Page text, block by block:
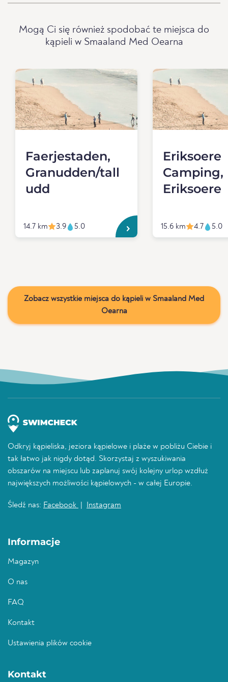
Mogą Ci się również spodobać te miejsca do
kąpieli w Smaaland Med Oearna
Faerjestaden,
Granudden/tall
udd
14.7 km 3.9 5.0
Eriksoere
Camping,
Eriksoere
15.6 km 4.7 5.0
Zobacz wszystkie miejsca do kąpieli w Smaaland Med
Oearna
Odkryj kąpieliska, jeziora kąpielowe i plaże w pobliżu Ciebie i
tak łatwo jak nigdy dotąd. Skorzystaj z wyszukiwania
obszarów na miejscu lub zaplanuj swój kolejny urlop wzdłuż
największych możliwości kąpielowych - w całej Europie.
Śledź nas: Facebook Instagram
Informacje
Magazyn
O nas
FAQ
Kontakt
Ustawienia plików cookie
Kontakt